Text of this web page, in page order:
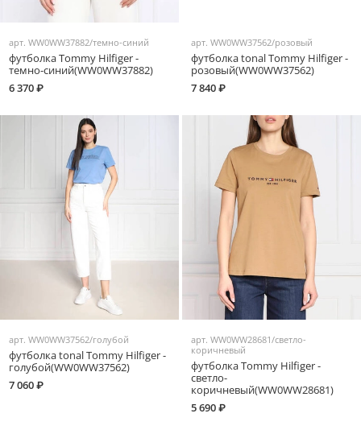
арт.WW0WW37882/темно-синий
футболка Tommy Hilfiger -
темно-синий(WW0WW37882)
6 370 ₽
арт. WW0WW37562/розовый
футболка tonal Tommy Hilfiger -
розовый(WW0WW37562)
7 840 ₽
арт.WW0WW37562/голубой
футболка tonal Tommy Hilfiger -
голубой(WW0WW37562)
7 060 ₽
арт. WW0WW28681/светло-
коричневый
футболка Tommy Hilfiger -
светло-
коричневый(WW0WW28681)
5 690 ₽